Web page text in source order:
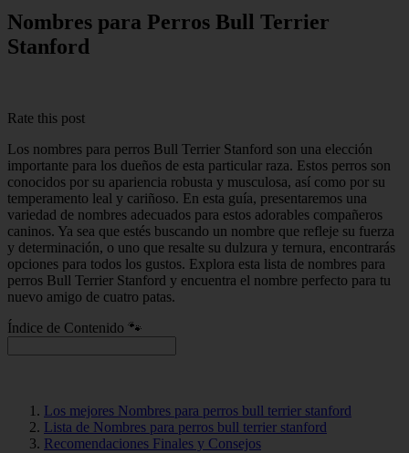
Nombres para Perros Bull Terrier
Stanford
Rate this post
Los nombres para perros Bull Terrier Stanford son una elección
importante para los dueños de esta particular raza. Estos perros son
conocidos por su apariencia robusta y musculosa, así como por su
temperamento leal y cariñoso. En esta guía, presentaremos una
variedad de nombres adecuados para estos adorables compañeros
caninos. Ya sea que estés buscando un nombre que refleje su fuerza
y determinación, o uno que resalte su dulzura y ternura, encontrarás
opciones para todos los gustos. Explora esta lista de nombres para
perros Bull Terrier Stanford y encuentra el nombre perfecto para tu
nuevo amigo de cuatro patas.
Índice de Contenido 🐾
Los mejores Nombres para perros bull terrier stanford
Lista de Nombres para perros bull terrier stanford
Recomendaciones Finales y Consejos